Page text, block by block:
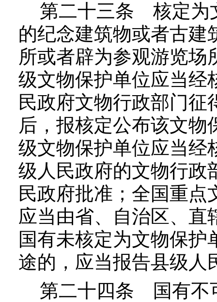
第二十三条 核定为
的纪念建筑物或者古建
所或者辟为参观游览场
级文物保护单位应当经
民政府文物行政部门
后，报核定公布该文
级文物保护单位应当经
级人民政府的文物行政
民政府批准；全国重
应当由省、自治区、直
国有未核定为文物保
途的，应当报告县级人
第二十四条
国有不